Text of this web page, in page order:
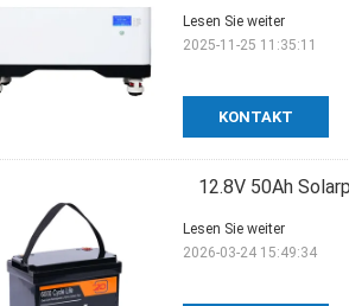
KONTAKT
Lesen Sie weiter
2025-11-25 11:35:11
12.8V 50Ah
Lesen Sie weiter
2026-03-24 15:49:34